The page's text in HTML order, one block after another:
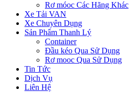
Rơ móoc Các Hãng Khác
Xe Tải VAN
Xe Chuyên Dụng
Sản Phẩm Thanh Lý
Container
Đầu kéo Qua Sử Dụng
Rơ mooc Qua Sử Dụng
Tin Tức
Dịch Vụ
Liên Hệ